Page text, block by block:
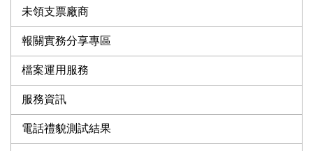
未領支票廠商
報關實務分享專區
檔案運用服務
服務資訊
電話禮貌測試結果